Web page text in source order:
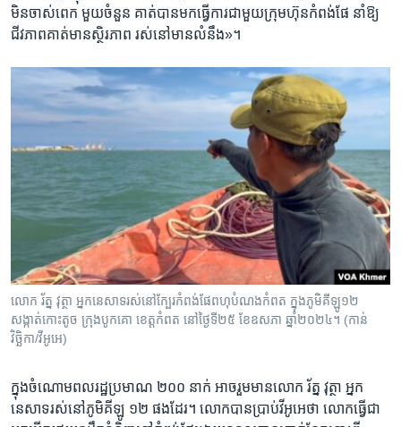
មិន​ចាស់​ពេក មួយ​ចំនួន គាត់​បាន​មក​ធ្វើការ​ជាមួយ​ក្រុមហ៊ុន​កំពង់​ផែ នាំ​ឱ្យ​
ជីវភាព​គាត់​មាន​ស្ថិរភាព រស់នៅ​មាន​លំនឹង»។
លោក រ័ត្ន វុត្ថា អ្នកនេសាទរស់នៅក្បែរកំពង់ផែពហុបំណងកំពត ក្នុងភូមិគីឡូ១២
សង្កាត់កោះតូច ក្រុងបូកគោ ខេត្តកំពត នៅថ្ងៃទី២៥ ខែឧសភា ឆ្នាំ២០២៤។ (កាន់
វិច្ឆិកា/វីអូអេ)
​ក្នុង​ចំណោម​ពលរដ្ឋ​ប្រមាណ ២០០ នាក់ អាច​រួម​មាន​លោក រ័ត្ន វុត្ថា អ្នក​
នេសាទ​រស់​នៅ​ភូមិ​គីឡូ​ ១២ ផងដែរ។ លោក​បាន​ប្រាប់​វីអូអេ​ថា ​លោក​ធ្វើជា